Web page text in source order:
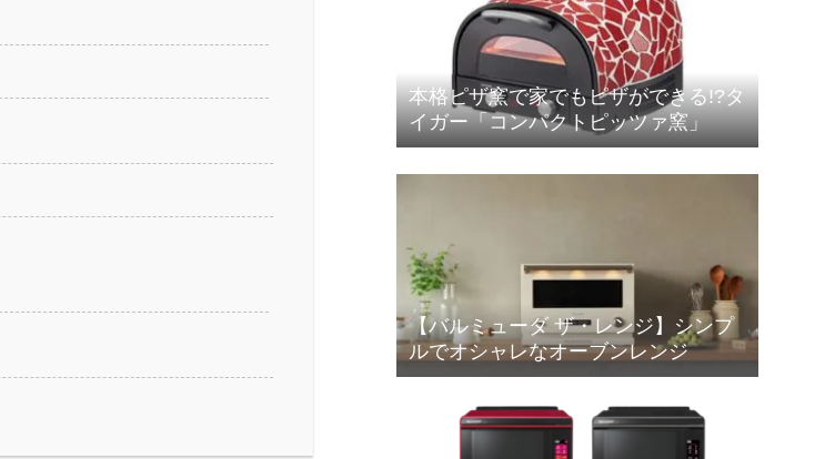
本格ピザ窯で家でもピザができる!?タ
イガー「コンパクトピッツァ窯」
【バルミューダ ザ・レンジ】シンプ
ルでオシャレなオーブンレンジ